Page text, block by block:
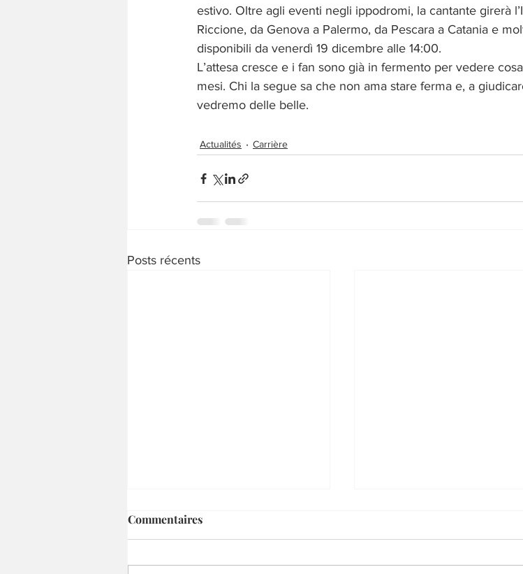
estivo. Oltre agli eventi negli ippodromi, la cantante girerà
Riccione, da Genova a Palermo, da Pescara a Catania e
disponibili da venerdì 19 dicembre alle 14:00.
L’attesa cresce e i fan sono già in fermento per vedere
mesi. Chi la segue sa che non ama stare ferma e, a
vedremo delle belle.
Actualités Carrière
Posts récents
Commentaires